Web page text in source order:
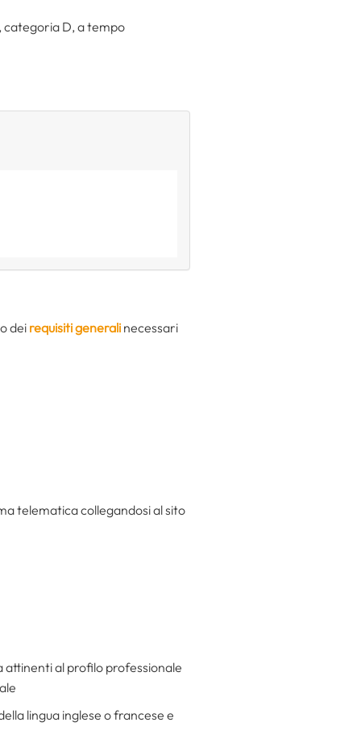
, categoria D, a tempo
dei requisiti generali necessari
telematica collegandosi al sito
attinenti al profilo professionale
lingua inglese o francese e